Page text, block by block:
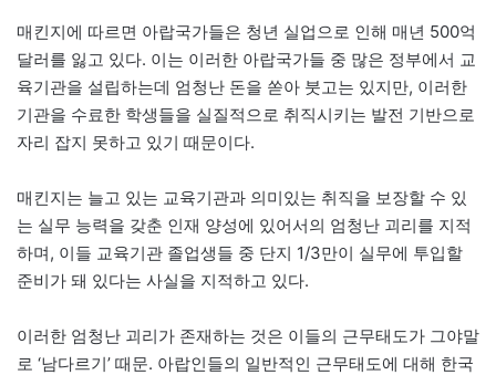
매킨지에 따르면 아랍국가들은 청년 실업으로 인해 매년 500억
달러를 잃고 있다. 이는 이러한 아랍국가들 중 많은 정부에서 교
육기관을 설립하는데 엄청난 돈을 쏟아 붓고는 있지만, 이러한
기관을 수료한 학생들을 실질적으로 취직시키는 발전 기반으로
자리 잡지 못하고 있기 때문이다.
매킨지는 늘고 있는 교육기관과 의미있는 취직을 보장할 수 있
는 실무 능력을 갖춘 인재 양성에 있어서의 엄청난 괴리를 지적
하며, 이들 교육기관 졸업생들 중 단지 1/3만이 실무에 투입할
준비가 돼 있다는 사실을 지적하고 있다.
이러한 엄청난 괴리가 존재하는 것은 이들의 근무태도가 그야말
로 ‘남다르기’ 때문. 아랍인들의 일반적인 근무태도에 대해 한국